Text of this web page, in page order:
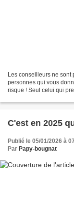
Les conseilleurs ne sont
personnes qui vous
risque ! Seul celui qui
C'est en 2025
Publié le 05/01/2026 à
Par Papy-bougnat